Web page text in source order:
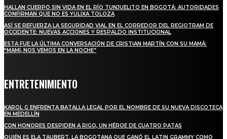
HALLAN CUERPO SIN VIDA EN EL RÍO TUNJUELITO EN BOGOTÁ: AUTORIDADES
CONFIRMAN QUE NO ES YULIXA TOLOZA
ASÍ SE REFUERZA LA SEGURIDAD VIAL EN EL CORREDOR DEL REGIOTRAM DE
OCCIDENTE: NUEVAS ACCIONES Y RESPALDO INSTITUCIONAL
ESTA FUE LA ÚLTIMA CONVERSACIÓN DE CRISTIAN MARTÍN CON SU MAMÁ:
“MAMI, NOS VEMOS EN LA NOCHE”
ENTRETENIMIENTO
KAROL G ENFRENTA BATALLA LEGAL POR EL NOMBRE DE SU NUEVA DISCOTECA
EN MEDELLÍN
CON HONORES DESPIDEN A RIGO, UN HÉROE DE CUATRO PATAS
QUIÉN ES ELA TAUBERT, LA BOGOTANA QUE GANÓ EL LATIN GRAMMY COMO